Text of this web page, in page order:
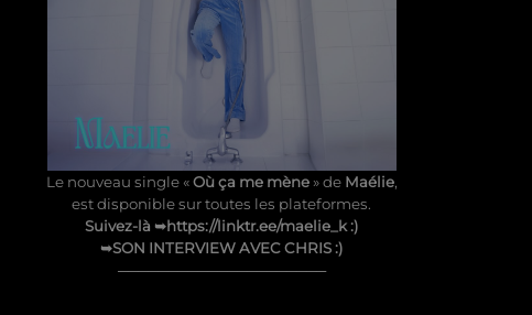
Le nouveau single «Où ça me mène» de Maélie,
est disponible sur toutes les plateformes.
Suivez-là ➥https://linktr.ee/maelie_k :)
➥SON INTERVIEW AVEC CHRIS :)
─────────────────────